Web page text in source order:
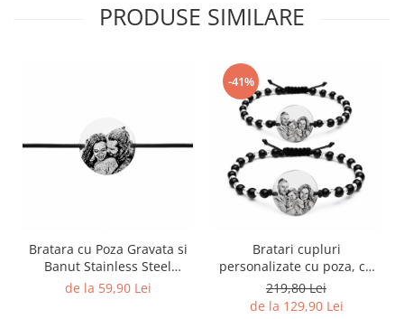
PRODUSE SIMILARE
Bratara cu Poza Gravata si
Banut Stainless Steel
Personalizat
de la 59,90 Lei
-41%
Bratari cupluri
personalizate cu poza, cu
bilute onix - stainless steel
219,80 Lei
de la 129,90 Lei